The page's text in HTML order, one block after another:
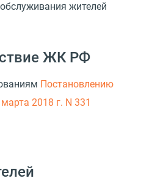
жителей
ЖК РФ
Постановлению
2018 г. N 331